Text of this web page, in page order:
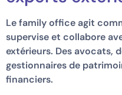
Le family office agit
supervise et collabore
extérieurs. Des avocats,
gestionnaires de
financiers.